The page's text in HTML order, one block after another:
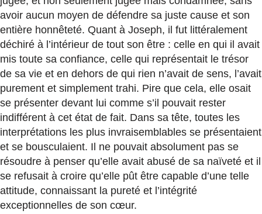
avoir aucun moyen de défendre sa juste cause et son
entière honnêteté. Quant à Joseph, il fut littéralement
déchiré à l’intérieur de tout son être : celle en qui il avait
mis toute sa confiance, celle qui représentait le trésor
de sa vie et en dehors de qui rien n’avait de sens, l’avait
purement et simplement trahi. Pire que cela, elle osait
se présenter devant lui comme s’il pouvait rester
indifférent à cet état de fait. Dans sa tête, toutes les
interprétations les plus invraisemblables se présentaient
et se bousculaient. Il ne pouvait absolument pas se
résoudre à penser qu’elle avait abusé de sa naïveté et il
se refusait à croire qu’elle pût être capable d’une telle
attitude, connaissant la pureté et l’intégrité
exceptionnelles de son cœur.